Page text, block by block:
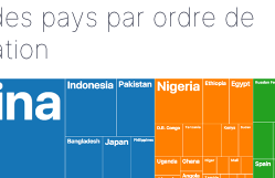
pays par ordre de